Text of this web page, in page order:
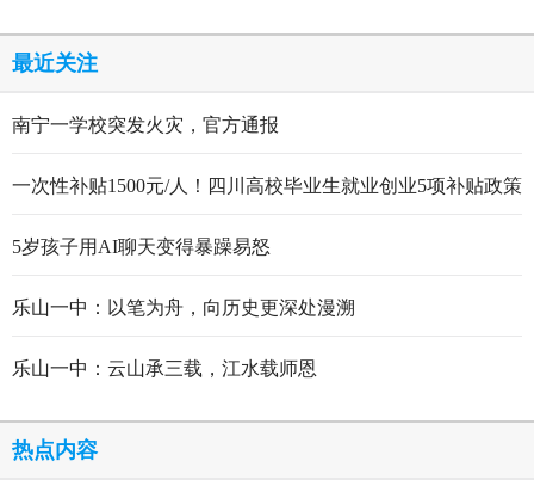
最近关注
南宁一学校突发火灾，官方通报
一次性补贴1500元/人！四川高校毕业生就业创业5项补贴政策
5岁孩子用AI聊天变得暴躁易怒
乐山一中：以笔为舟，向历史更深处漫溯
乐山一中：云山承三载，江水载师恩
热点内容